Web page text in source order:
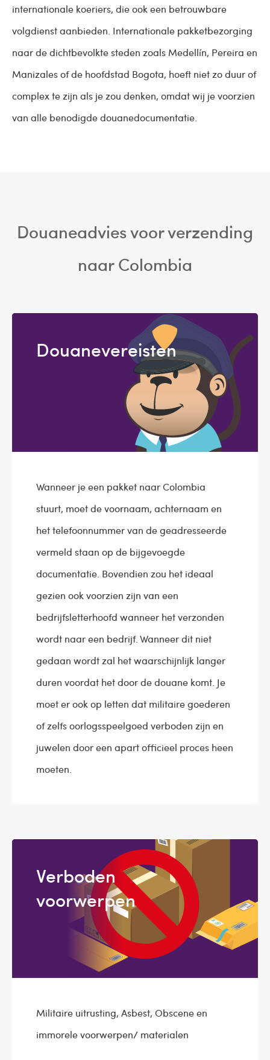
internationale koeriers, die ook een betrouwbare
volgdienst aanbieden. Internationale pakketbezorging
naar de dichtbevolkte steden zoals Medellín, Pereira en
Manizales of de hoofdstad Bogota, hoeft niet zo duur of
complex te zijn als je zou denken, omdat wij je voorzien
van alle benodigde douanedocumentatie.
Douaneadvies voor verzending
naar Colombia
Douanevereisten
Wanneer je een pakket naar Colombia
stuurt, moet de voornaam, achternaam en
het telefoonnummer van de geadresseerde
vermeld staan op de bijgevoegde
documentatie. Bovendien zou het ideaal
gezien ook voorzien zijn van een
bedrijfsletterhoofd wanneer het verzonden
wordt naar een bedrijf. Wanneer dit niet
gedaan wordt zal het waarschijnlijk langer
duren voordat het door de douane komt. Je
moet er ook op letten dat militaire goederen
of zelfs oorlogsspeelgoed verboden zijn en
juwelen door een apart officieel proces heen
moeten.
Verboden
voorwerpen
Militaire uitrusting, Asbest, Obscene en
immorele voorwerpen/ materialen